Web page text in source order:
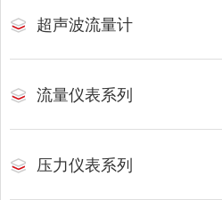
超声波流量计
流量仪表系列
压力仪表系列